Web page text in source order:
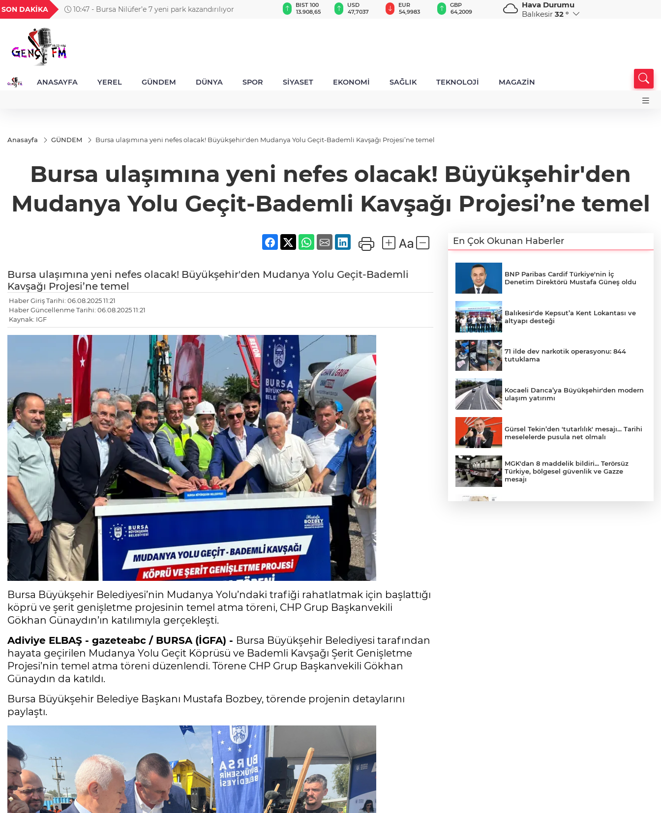
SON DAKİKA 10:47 - Bursa Nilüfer’e 7 yeni park kazandırılıyor
18,2423
TND
16,2368
BGN
27,9743
0,0018
BIST 100
13.908,65
USD
47,7037
EUR
54,9983
GBP
64,2009
CHF
58,7556
CAD
34,0109
Hava Durumu
Balıkesir 32 °
ANASAYFA YEREL GÜNDEM DÜNYA SPOR SİYASET EKONOMİ SAĞLIK TEKNOLOJİ MAGAZİN
Anasayfa GÜNDEM Bursa ulaşımına yeni nefes olacak! Büyükşehir'den Mudanya Yolu Geçit-Bademli Kavşağı Projesi’ne temel
Bursa ulaşımına yeni nefes olacak! Büyükşehir'den
Mudanya Yolu Geçit-Bademli Kavşağı Projesi’ne temel
Bursa ulaşımına yeni nefes olacak! Büyükşehir'den Mudanya Yolu Geçit-Bademli
Kavşağı Projesi’ne temel
Haber Giriş Tarihi: 06.08.2025 11:21
Haber Güncellenme Tarihi: 06.08.2025 11:21
Kaynak: IGF
Bursa Büyükşehir Belediyesi’nin Mudanya Yolu’ndaki trafiği rahatlatmak için başlattığı
köprü ve şerit genişletme projesinin temel atma töreni, CHP Grup Başkanvekili
Gökhan Günaydın’ın katılımıyla gerçekleşti.
Adiviye ELBAŞ - gazeteabc / BURSA (İGFA) - Bursa Büyükşehir Belediyesi tarafından
hayata geçirilen Mudanya Yolu Geçit Köprüsü ve Bademli Kavşağı Şerit Genişletme
Projesi’nin temel atma töreni düzenlendi. Törene CHP Grup Başkanvekili Gökhan
Günaydın da katıldı.
Bursa Büyükşehir Belediye Başkanı Mustafa Bozbey, törende projenin detaylarını
paylaştı.
En Çok Okunan Haberler
BNP Paribas Cardif Türkiye'nin İç
Denetim Direktörü Mustafa Güneş oldu
Balıkesir'de Kepsut’a Kent Lokantası ve
altyapı desteği
71 ilde dev narkotik operasyonu: 844
tutuklama
Kocaeli Darıca’ya Büyükşehir'den modern
ulaşım yatırımı
Gürsel Tekin’den 'tutarlılık' mesajı... Tarihi
meselelerde pusula net olmalı
MGK'dan 8 maddelik bildiri... Terörsüz
Türkiye, bölgesel güvenlik ve Gazze
mesajı